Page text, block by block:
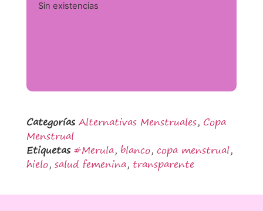
Sin existencias
Categorías Alternativas Menstruales, Copa
Menstrual
Etiquetas #Merula, blanco, copa menstrual,
hielo, salud femenina, transparente